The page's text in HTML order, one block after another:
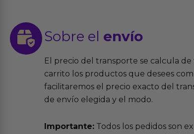
Sobre el envío
El precio del transporte se calcula
carrito los productos que desees
facilitaremos el precio exacto del
de envío elegida y el modo.
Importante: Todos los pedidos son